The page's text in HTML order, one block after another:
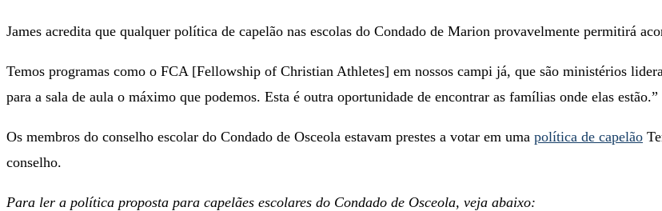
James acredita que qualquer política de capelão nas escolas do Condado de Marion provavelmente permitirá
Temos programas como o FCA [Fellowship of Christian Athletes] em nossos campi já, que são ministérios
para a sala de aula o máximo que podemos. Esta é outra oportunidade de encontrar as famílias onde elas estão.”
Os membros do conselho escolar do Condado de Osceola estavam prestes a votar em uma política de capelão
conselho.
Para ler a política proposta para capelães escolares do Condado de Osceola, veja abaixo: